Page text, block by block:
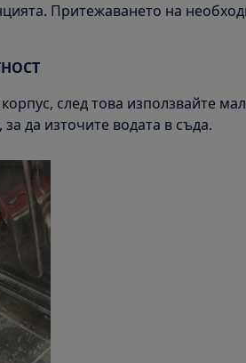
Притежаването на
след това използвайте
да източите водата в съда.